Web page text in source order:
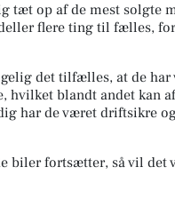
tæt op af de mest solgte
flere ting til fælles,
det tilfælles, at de
hvilket blandt andet kan
har de været driftsikre
biler fortsætter, så vil det